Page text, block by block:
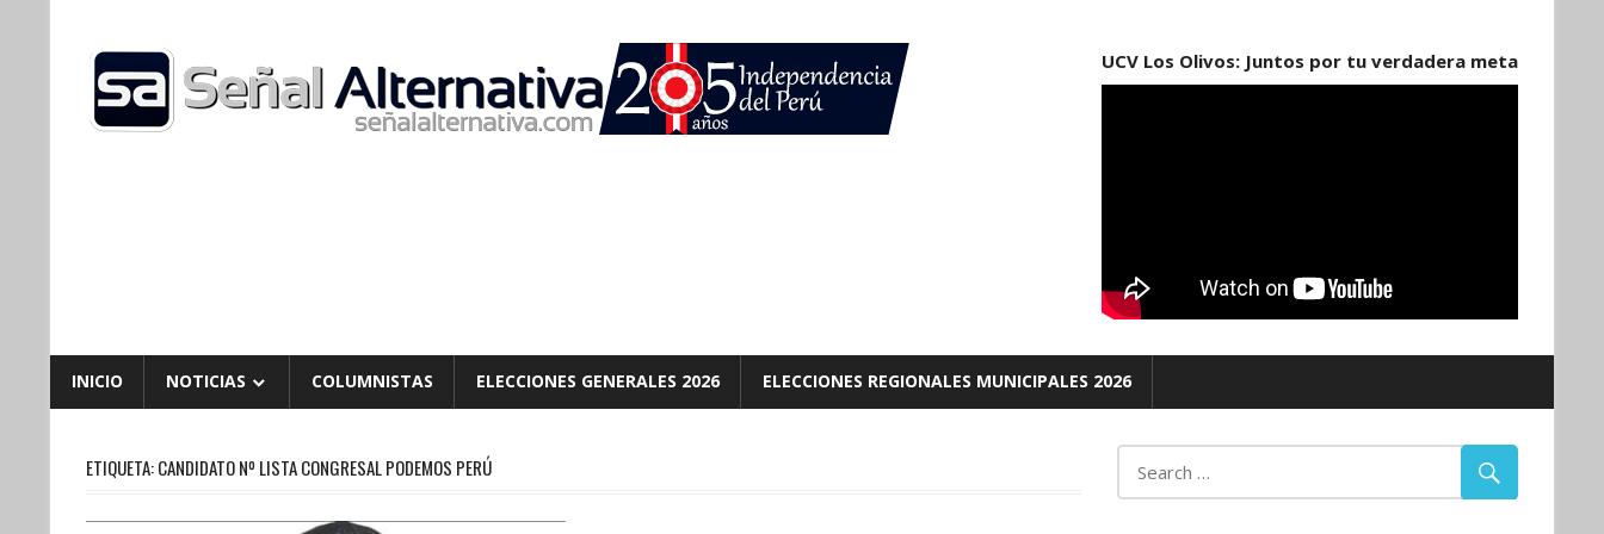
content
UCV Los Olivos: Juntos por tu verdadera meta
INICIO NOTICIAS COLUMNISTAS ELECCIONES GENERALES 2026 ELECCIONES REGIONALES MUNICIPALES 2026
ETIQUETA:CANDIDATO Nº LISTA CONGRESAL PODEMOS PERÚ